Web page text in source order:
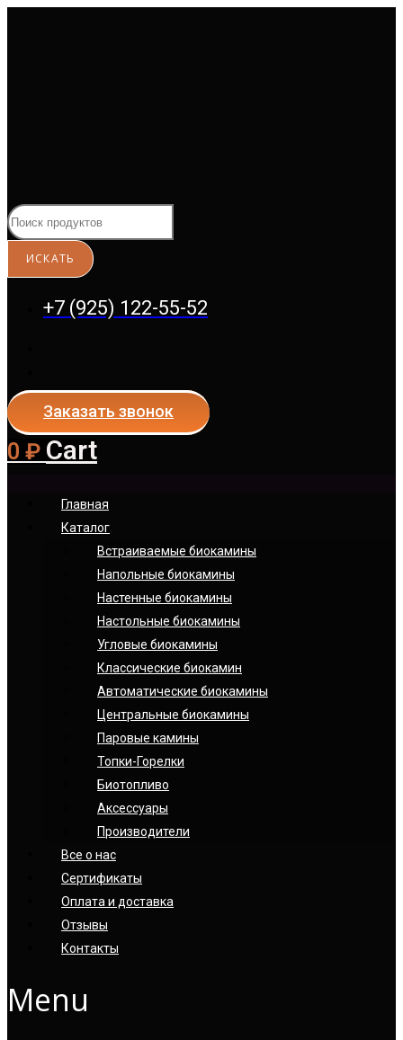
+7 (925) 122-55-52
Заказать звонок
0 ₽ Cart
Главная
Каталог
Встраиваемые биокамины
Напольные биокамины
Настенные биокамины
Настoльные биокамины
Угловые биокамины
Классические биокамин
Автоматические биокамины
Центральные биокамины
Паровые камины
Топки-Горелки
Биотопливо
Аксессуары
Производители
Все о нас
Сертификаты
Оплата и доставка
Отзывы
Контакты
Menu